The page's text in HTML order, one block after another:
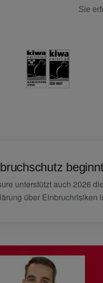
Sie
unterstützt auch 2026
über Einbruchrisiken